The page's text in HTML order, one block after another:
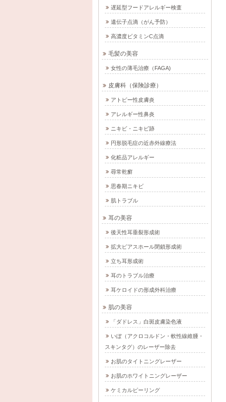
遅延型フードアレルギー検査
遺伝子点滴（がん予防）
高濃度ビタミンC点滴
毛髪の美容
女性の薄毛治療（FAGA)
皮膚科（保険診療）
アトピー性皮膚炎
アレルギー性鼻炎
ニキビ・ニキビ跡
円形脱毛症の近赤外線療法
化粧品アレルギー
尋常乾癬
思春期ニキビ
肌トラブル
耳の美容
後天性耳垂裂形成術
拡大ピアスホール閉鎖形成術
立ち耳形成術
耳のトラブル治療
耳ケロイドの形成外科治療
肌の美容
「ダドレス」白斑皮膚染色液
いぼ（アクロコルドン・軟性線維腫・
スキンタグ）のレーザー除去
お肌のタイトニングレーザー
お肌のホワイトニングレーザー
ケミカルピーリング